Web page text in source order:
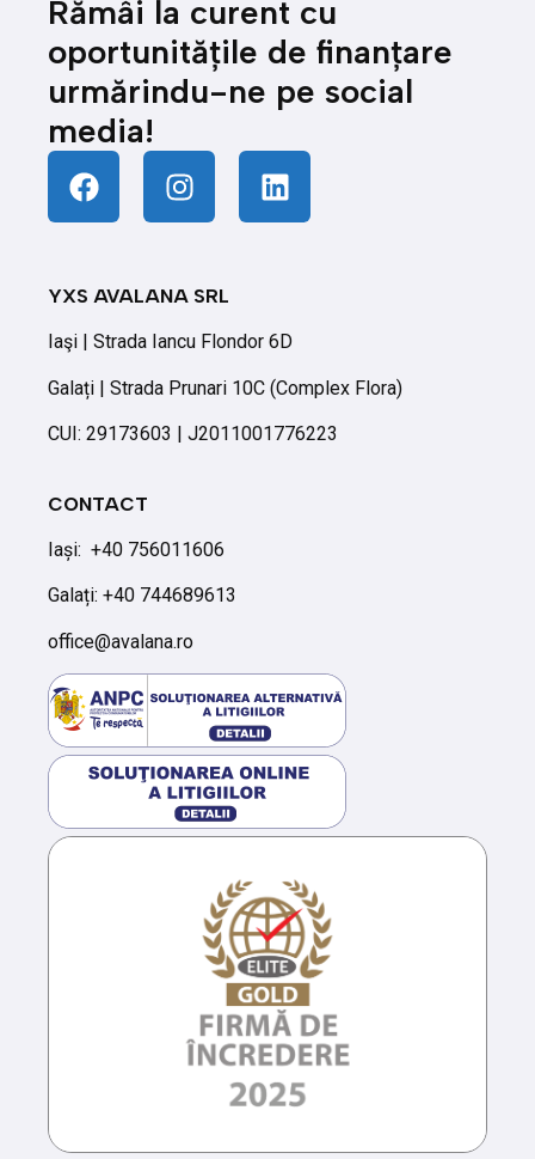
Rămâi la curent cu
oportunitățile de finanțare
urmărindu-ne pe social
media!
YXS AVALANA SRL
Iaşi | Strada Iancu Flondor 6D
Galați | Strada Prunari 10C (Complex Flora)
CUI: 29173603 | J2011001776223
CONTACT
Iași: +40 756011606
Galați: +40 744689613
office@avalana.ro